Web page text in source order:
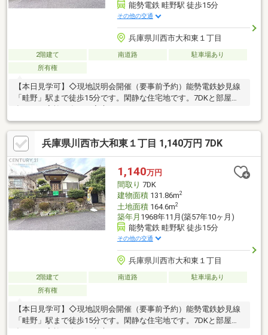
能勢電鉄 畦野駅 徒歩15分
その他の交通
兵庫県川西市大和東１丁目
2階建て 南道路
駐車場あり
所有権
【本日見学可】◇現地説明会開催（要事前予約）能勢電鉄妙見線
「畦野」駅まで徒歩15分です。閑静な住宅地です。7DKと部屋数
兵庫県川西市大和東１丁目 1,140万円 7DK
1,140万円
間取り 7DK
建物面積131.86m2
土地面積164.6m2
築年月 1968年11月(築57年10ヶ月)
能勢電鉄 畦野駅 徒歩15分
その他の交通
兵庫県川西市大和東１丁目
2階建て 南道路
駐車場あり
所有権
【本日見学可】◇現地説明会開催（要事前予約）能勢電鉄妙見線
「畦野」駅まで徒歩15分です。閑静な住宅地です。7DKと部屋数